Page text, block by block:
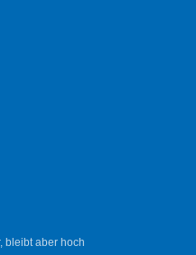
bleibt aber hoch